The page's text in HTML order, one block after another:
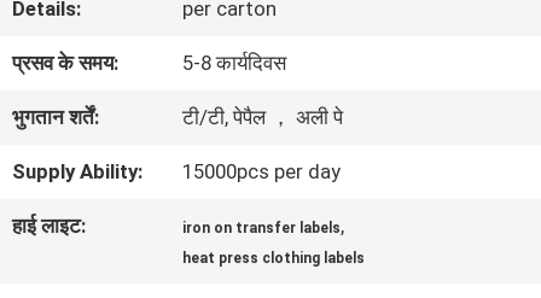
हमसे
संपर्क
करें
Details:
per carton
प्रसव के समय: 5-8 कार्यदिवस
भुगतान शर्तें: टी/टी, पेपैल ， अली पे
Supply Ability: 15000pcs per day
हाई लाइट: iron on transfer labels,
heat press clothing labels